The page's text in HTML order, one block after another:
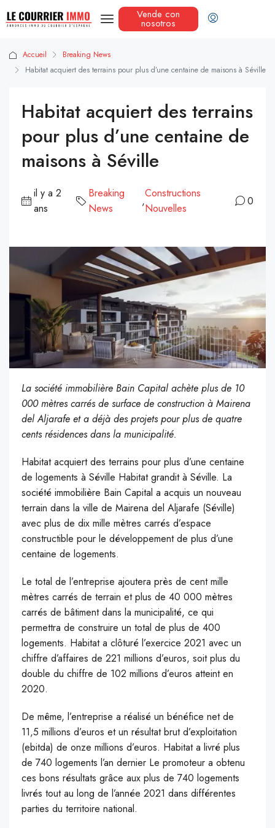
Vende con
nosotros
Accueil
Breaking News
Habitat acquiert des terrains pour plus d’une centaine de maisons à Séville
Habitat acquiert des terrains
pour plus d’une centaine de
maisons à Séville
il y a 2
ans
Breaking
News
,
Constructions
Nouvelles
0
La société immobilière Bain Capital achète plus de 10
000 mètres carrés de surface de construction à Mairena
del Aljarafe et a déjà des projets pour plus de quatre
cents résidences dans la municipalité.
Habitat acquiert des terrains pour plus d’une centaine
de logements à Séville Habitat grandit à Séville. La
société immobilière Bain Capital a acquis un nouveau
terrain dans la ville de Mairena del Aljarafe (Séville)
avec plus de dix mille mètres carrés d’espace
constructible pour le développement de plus d’une
centaine de logements.
Le total de l’entreprise ajoutera près de cent mille
mètres carrés de terrain et plus de 40 000 mètres
carrés de bâtiment dans la municipalité, ce qui
permettra de construire un total de plus de 400
logements. Habitat a clôturé l’exercice 2021 avec un
chiffre d’affaires de 221 millions d’euros, soit plus du
double du chiffre de 102 millions d’euros atteint en
2020.
De même, l’entreprise a réalisé un bénéfice net de
11,5 millions d’euros et un résultat brut d’exploitation
(ebitda) de onze millions d’euros. Habitat a livré plus
de 740 logements l’an dernier Le promoteur a obtenu
ces bons résultats grâce aux plus de 740 logements
livrés tout au long de l’année 2021 dans différentes
parties du territoire national.